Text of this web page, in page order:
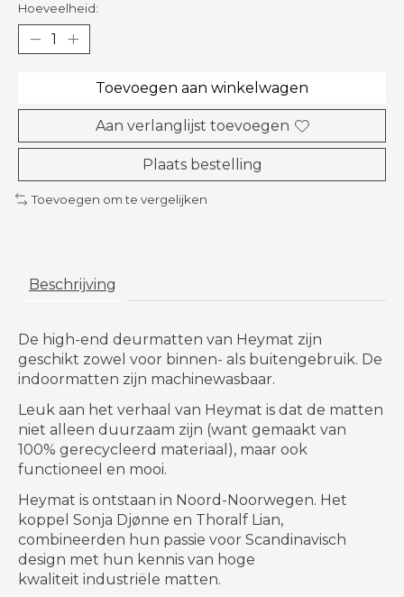
Hoeveelheid:
Toevoegen aan winkelwagen
Aan verlanglijst toevoegen
Plaats bestelling
Toevoegen om te vergelijken
Beschrijving
De high-end deurmatten van Heymat zijn
geschikt zowel voor binnen- als buitengebruik. De
indoormatten zijn machinewasbaar.
Leuk aan het verhaal van Heymat is dat de matten
niet alleen duurzaam zijn (want gemaakt van
100% gerecycleerd materiaal), maar ook
functioneel en mooi.
Heymat is ontstaan ​​in Noord-Noorwegen. Het
koppel Sonja Djønne en Thoralf Lian,
combineerden hun passie voor Scandinavisch
design met hun kennis van hoge
kwaliteit industriële matten.